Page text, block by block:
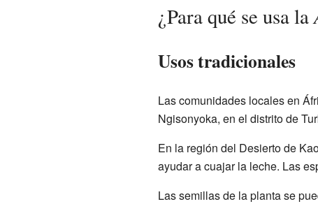
¿Para qué se usa la
Usos tradicionales
Las comunidades locales en
Ngisonyoka, en el distrito de
En la región del Desierto de
ayudar a cuajar la leche. Las
Las semillas de la planta se